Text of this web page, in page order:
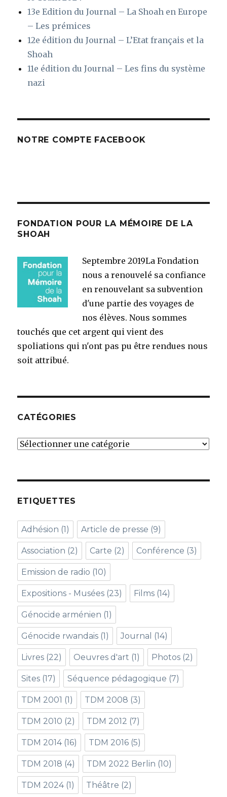
13e Edition du Journal – La Shoah en Europe
– Les prémices
12e édition du Journal – L’Etat français et la
Shoah
11e édition du Journal – Les fins du système
nazi
NOTRE COMPTE FACEBOOK
FONDATION POUR LA MÉMOIRE DE LA
SHOAH
Septembre 2019La Fondation
nous a renouvelé sa confiance
en renouvelant sa subvention
d'une partie des voyages de
nos élèves. Nous sommes
touchés que cet argent qui vient des
spoliations qui n'ont pas pu être rendues nous
soit attribué.
CATÉGORIES
Catégories
ETIQUETTES
Adhésion (1) Article de presse (9)
Association (2) Carte (2) Conférence (3)
Emission de radio (10)
Expositions - Musées (23) Films (14)
Génocide arménien (1)
Génocide rwandais (1) Journal (14)
Livres (22) Oeuvres d'art (1) Photos (2)
Sites (17) Séquence pédagogique (7)
TDM 2001 (1) TDM 2008 (3)
TDM 2010 (2) TDM 2012 (7)
TDM 2014(16) TDM 2016 (5)
TDM 2018 (4) TDM 2022 Berlin (10)
TDM 2024(1) Théâtre (2)